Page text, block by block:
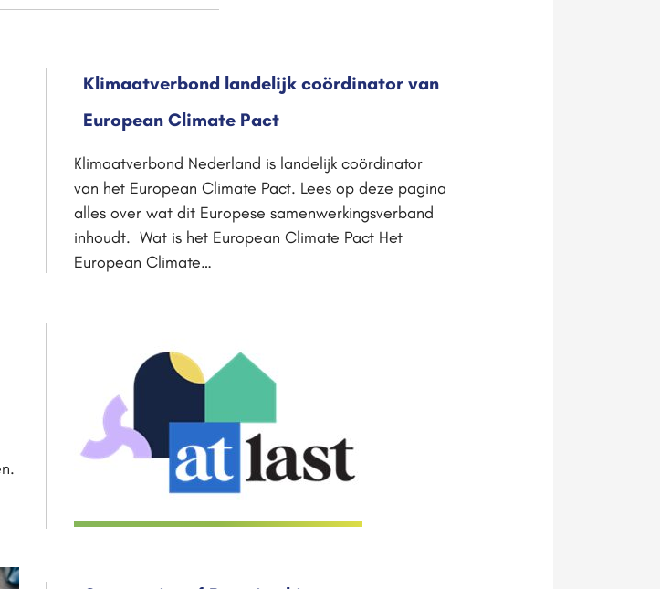
Klimaatverbond landelijk coördinator van
European Climate Pact
Klimaatverbond Nederland is landelijk coördinator
van het European Climate Pact. Lees op deze pagina
alles over wat dit Europese samenwerkingsverband
inhoudt. Wat is het European Climate Pact Het
European Climate…